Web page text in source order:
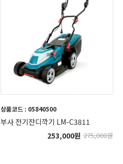
상품코드 : 05840500
부사 전기잔디깍기 LM-C3811
253,000원 275,000원